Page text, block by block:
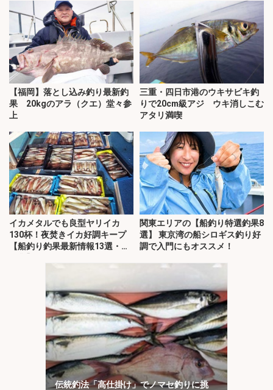
【福岡】落とし込み釣り最新釣
果 20kgのアラ（クエ）堂々参
上
三重・四日市港のウキサビキ釣
りで20cm級アジ ウキ消しこむ
アタリ満喫
イカメタルでも良型ヤリイカ
130杯！夜焚きイカ好調キープ
【船釣り釣果最新情報13選・玄
関東エリアの【船釣り特選釣果8
選】 東京湾の船シロギス釣り好
調で入門にもオススメ！
伝統釣法「高仕掛け」でノマセ釣りに挑